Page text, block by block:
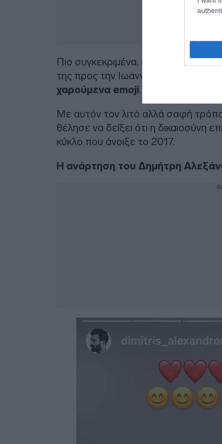
Πιο συγκεκριμένα, αναδημοσίευσε
της προς την Ιωάννα Τούνη,
χαρούμενα emoji.
Με αυτόν τον λιτό αλλά σαφή
θέλησε να δείξει ότι η δικαιοσύνη
κύκλο που άνοιξε το 2017.
Η ανάρτηση του Δημήτρη